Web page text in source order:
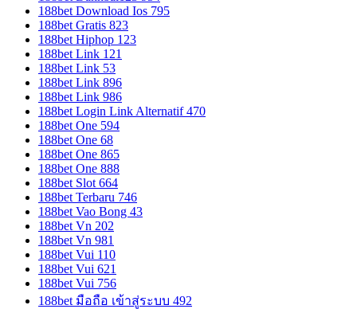
188bet Download Ios 795
188bet Gratis 823
188bet Hiphop 123
188bet Link 121
188bet Link 53
188bet Link 896
188bet Link 986
188bet Login Link Alternatif 470
188bet One 594
188bet One 68
188bet One 865
188bet One 888
188bet Slot 664
188bet Terbaru 746
188bet Vao Bong 43
188bet Vn 202
188bet Vn 981
188bet Vui 110
188bet Vui 621
188bet Vui 756
188bet มือถือ เข้าสู่ระบบ 492